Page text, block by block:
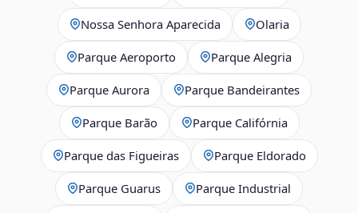
Nossa Senhora Aparecida Olaria
Parque Aeroporto Parque Alegria
Parque Aurora Parque Bandeirantes
Parque Barão Parque Califórnia
Parque das Figueiras Parque Eldorado
Parque Guarus Parque Industrial